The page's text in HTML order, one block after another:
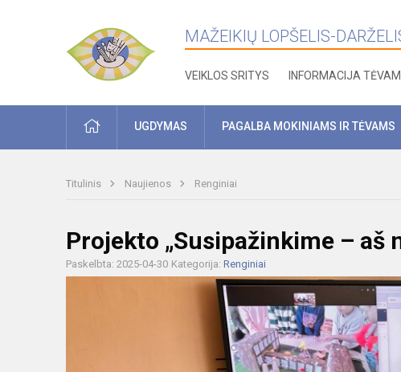
MAŽEIKIŲ LOPŠELIS-
VEIKLOS SRITYS INFORMACIJA
PRADŽIAUGDYMAS PAGALBA MOKINIAMS IR TĖVAMS
Titulinis Naujienos Renginiai
Projekto „Susipažinkime –
Paskelbta: 2025-04-30 Kategorija: Renginiai